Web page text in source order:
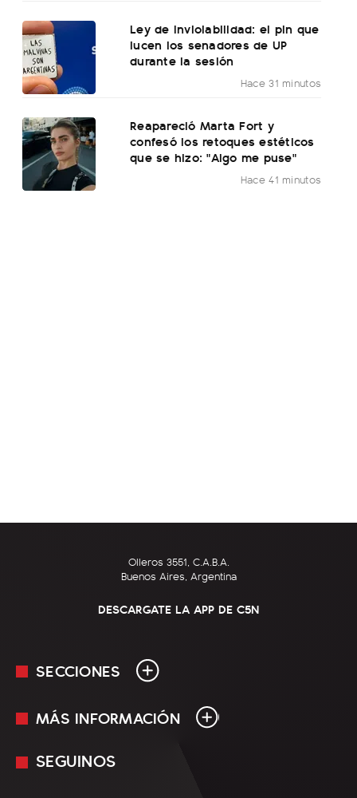
Ley de Inviolabilidad: el pin que
lucen los senadores de UP
durante la sesión
Hace 31 minutos
Reapareció Marta Fort y
confesó los retoques estéticos
que se hizo: "Algo me puse"
Hace 41 minutos
Olleros 3551, C.A.B.A.
Buenos Aires, Argentina
DESCARGATE LA APP DE C5N
SECCIONES
En Vivo
MÁS INFORMACIÓN
Mediakit
SEGUINOS